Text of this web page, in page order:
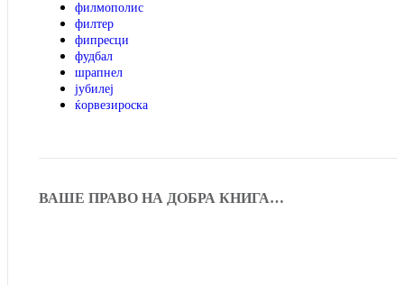
филмополис
филтер
фипресци
фудбал
шрапнел
јубилеј
ќорвезироска
ВАШЕ ПРАВО НА ДОБРА КНИГА…